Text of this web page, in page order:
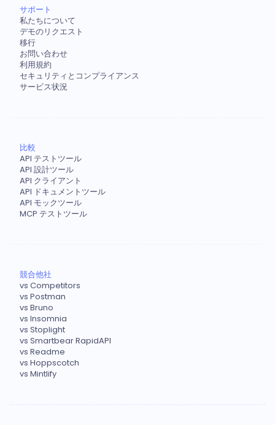
サポート
私たちについて
デモのリクエスト
移行
お問い合わせ
利用規約
セキュリティとコンプライアンス
サービス状況
比較
API テストツール
API 設計ツール
API クライアント
API ドキュメントツール
API モックツール
MCP テストツール
競合他社
vs Competitors
vs Postman
vs Bruno
vs Insomnia
vs Stoplight
vs Smartbear RapidAPI
vs Readme
vs Hoppscotch
vs Mintlify